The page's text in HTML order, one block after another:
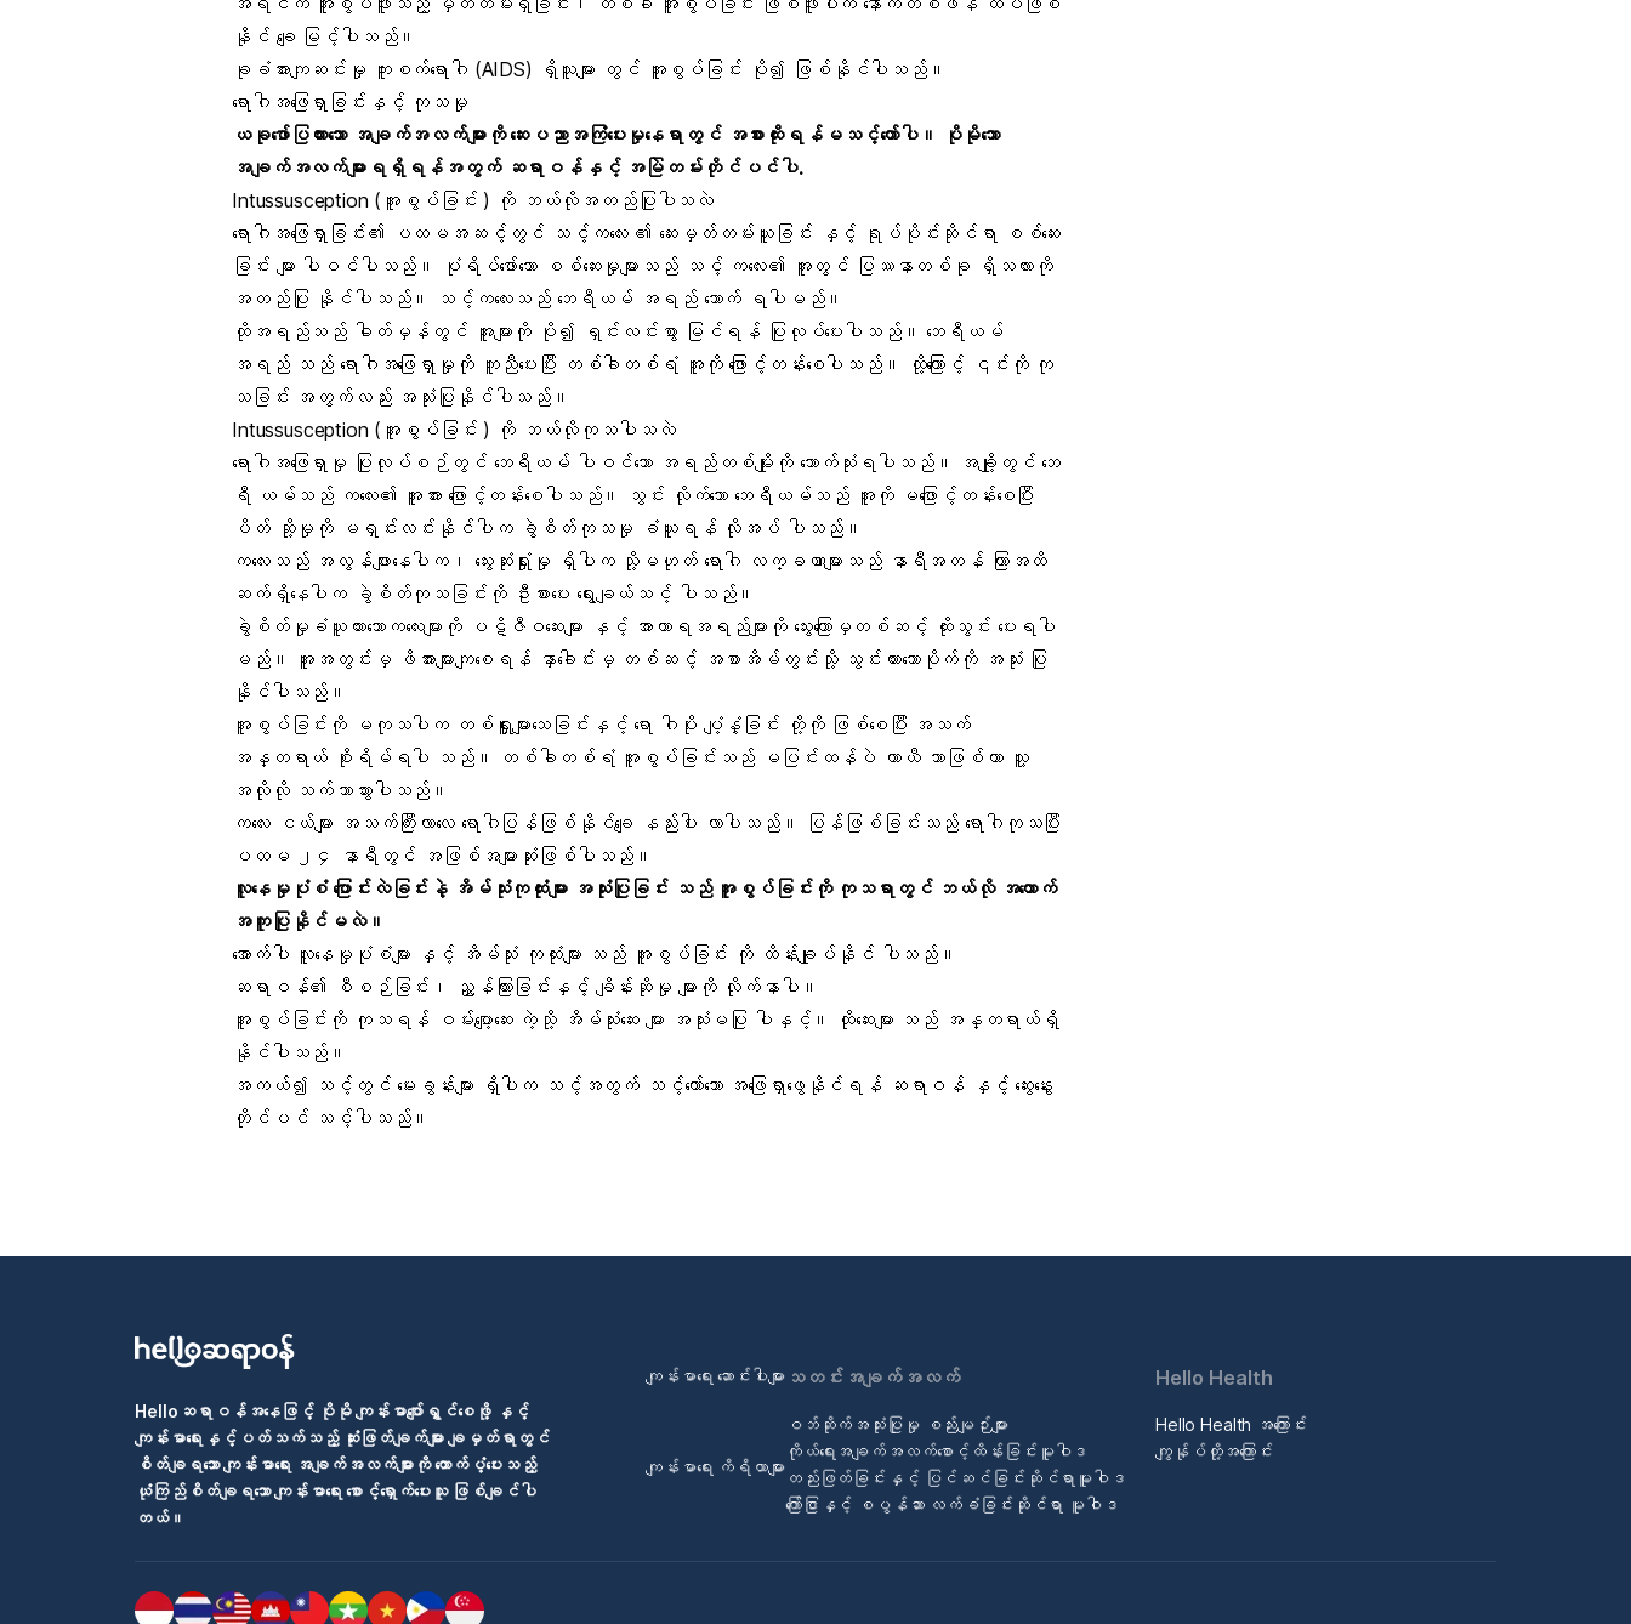
နိုင် ချေ မြင့်ပါသည်။
ခုခံအားကျဆင်းမှု ကူးစက်ရောဂါ (AIDS) ရှိသူများ တွင် အူစွပ်ခြင်း ပို၍ ဖြစ်နိုင်ပါသည်။
ရောဂါအဖြေရှာခြင်းနှင့် ကုသမှု
ယခုဖော်ပြထားသော အချက်အလက်များကို ဆေးပညာအကြံပေးမှုနေရာတွင် အစားထိုးရန်မသင့်တော်ပါ။ ပိုမိုသော
အချက်အလက်များရရှိရန်အတွက် ဆရာဝန်နှင့် အမြဲတမ်းတိုင်ပင်ပါ.
Intussusception (အူစွပ်ခြင်း ) ကို ဘယ်လိုအတည်ပြုပါသလဲ
ရောဂါအဖြေရှာခြင်း၏ ပထမအဆင့်တွင် သင့်ကလေး ၏ ဆေးမှတ်တမ်းယူခြင်း နှင့် ရုပ်ပိုင်းဆိုင်ရာ စစ်ဆေး
ခြင်း များ ပါဝင်ပါသည်။ ပုံရိပ်ဖော်သော စစ်ဆေးမှုများသည် သင့် ကလေး၏ အူတွင် ပြဿနာတစ်ခု ရှိသလားကို
အတည်ပြု နိုင်ပါသည်။ သင့်ကလေးသည် ဘေရီယမ် အရည် သောက် ရပါမည်။
ထိုအရည်သည် ဓါတ်မှန်တွင် အူများကို ပို၍ ရှင်းလင်းစွာ မြင်ရန် ပြုလုပ်ပေးပါသည်။ ဘေရီယမ်
အရည် သည် ရောဂါအဖြေရှာမှုကို ကူညီပေးပြီး တစ်ခါတစ်ရံ အူကို ဖြောင့်တန်းစေပါသည်။ ထို့ကြောင့် ၎င်းကို ကု
သခြင်း အတွက်လည်း အသုံးပြုနိုင်ပါသည်။
Intussusception (အူစွပ်ခြင်း ) ကို ဘယ်လိုကုသပါသလဲ
ရောဂါအဖြေရှာမှု ပြုလုပ်စဉ်တွင် ဘေရီယမ် ပါဝင်သော အရည်တစ်မျိုးကို သောက်သုံးရပါသည်။ အချို့တွင် ဘေ
ရီ ယမ်သည် ကလေး၏ အူအား ဖြောင့်တန်းစေပါသည်။ သွင်း လိုက်သော ဘေရီယမ်သည် အူကို မဖြောင့်တန်းစေပြီး
ပိတ် ဆို့မှုကို မရှင်းလင်းနိုင်ပါက ခွဲစိတ်ကုသမှု ခံယူရန် လိုအပ် ပါသည်။
ကလေးသည် အလွန်ဖျားနေပါက၊ သွေးဆုံးရှုံးမှု ရှိပါက သို့မဟုတ် ရောဂါ လက္ခဏာများသည် နာရီအတန် ကြာအထိ
ဆက်ရှိနေပါက ခွဲစိတ်ကုသခြင်းကို ဦးစားပေး ရွေးချယ်သင့် ပါသည်။
ခွဲစိတ်မှုခံယူထားသောကလေးများကို ပဋိဇီဝဆေးများ နှင့် အာဟာရအရည်များကို သွေးကြောမှတစ်ဆင့် ထိုးသွင်း ပေးရပါ
မည်။ အူအတွင်းမှ ဖိအားများကျစေရန် နှာခေါင်းမှ တစ်ဆင့် အစာအိမ်တွင်းသို့ သွင်းထားသောပိုက်ကို အသုံး ပြု
နိုင်ပါသည်။
အူစွပ်ခြင်းကို မကုသပါက တစ်ရှူးများသေခြင်းနှင့် ရော ဂါပိုး ပျံ့နှံ့ခြင်း တို့ကို ဖြစ်စေပြီး အသက်
အန္တရာယ် စိုးရိမ်ရပါ သည်။ တစ်ခါတစ်ရံ အူစွပ်ခြင်းသည် မပြင်းထန်ပဲ ယာယီ သာဖြစ်ကာ သူ့
အလိုလို သက်သာသွားပါသည်။
ကလေး ငယ်များ အသက်ကြီးလာလေ ရောဂါပြန်ဖြစ်နိုင်ချေ နည်းပါး လာပါသည်။ ပြန်ဖြစ်ခြင်းသည် ရောဂါကုသပြီး
ပထမ ၂၄ နာရီတွင် အဖြစ်အများဆုံးဖြစ်ပါသည်။
လူနေမှုပုံစံ ပြောင်းလဲခြင်းနဲ့ အိမ်သုံးကုထုံးများ အသုံးပြုခြင်း သည် အူစွပ်ခြင်းကို ကုသရာတွင် ဘယ်လို အထောက်
အကူပြုနိုင်မလဲ။
အောက်ပါ လူနေမှုပုံစံများ နှင့် အိမ်သုံး ကုထုံးများ သည် အူစွပ်ခြင်း ကို ထိန်းချုပ်နိုင် ပါသည်။
ဆရာဝန်၏ စီစဉ်ခြင်း၊ ညွှန်ကြားခြင်းနှင့် ချိန်းဆိုမှု များကို လိုက်နာပါ။
အူစွပ်ခြင်းကို ကုသရန် ဝမ်းပျော့ဆေး ကဲ့သို့ အိမ်သုံးဆေး များ အသုံးမပြု ပါနှင့်။ ထိုဆေးများ သည် အန္တရာယ်ရှိ
နိုင်ပါသည်။
အကယ်၍ သင့်တွင် မေးခွန်းများ ရှိပါက သင့်အတွက် သင့်တော်သော အဖြေရှာဖွေနိုင်ရန် ဆရာဝန် နှင့် ဆွေးနွေး
တိုင်ပင် သင့်ပါသည်။
Helloဆရာဝန်အနေဖြင့် ပိုမို ကျန်းမာပျော်ရွှင်စေဖို့ နှင့်
ကျန်းမာရေးနှင့်ပတ်သက်သည့် ဆုံးဖြတ်ချက်များ ချမှတ်ရာတွင်
စိတ်ချရသော ကျန်းမာရေး အချက်အလက်များကို ထောက်ပံ့ပေးသည့်
ယုံကြည်စိတ်ချရသော ကျန်းမာရေး စောင့်ရှောက်ပေးသူ ဖြစ်ချင်ပါ
တယ်။
ကျန်းမာရေး ဆောင်းပါးများ
ကျန်းမာရေး ကိရိယာများ
သတင်းအချက်အလက်
ဝဘ်ဆိုက်အသုံးပြုမှု စည်းမျဉ်းများ
ကိုယ်ရေးအချက်အလက်စောင့်ထိန်းခြင်းမူဝါဒ
တည်းဖြတ်ခြင်းနှင့် ပြင်ဆင်ခြင်းဆိုင်ရာမူဝါဒ
ကြော်ငြာနှင့် စပွန်ဆာ လက်ခံခြင်းဆိုင်ရာ မူဝါဒ
Hello Health
Hello Health အကြောင်း
ကျွန်ုပ်တို့အကြောင်း